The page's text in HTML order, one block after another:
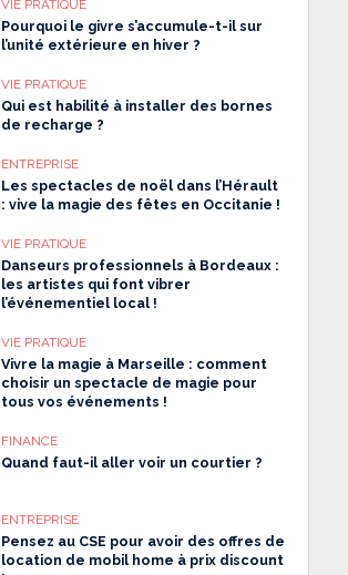
VIE PRATIQUE
Pourquoi le givre s’accumule-t-il sur
l’unité extérieure en hiver ?
VIE PRATIQUE
Qui est habilité à installer des bornes
de recharge ?
ENTREPRISE
Les spectacles de noël dans l’Hérault
: vive la magie des fêtes en Occitanie !
VIE PRATIQUE
Danseurs professionnels à Bordeaux :
les artistes qui font vibrer
l’événementiel local !
VIE PRATIQUE
Vivre la magie à Marseille : comment
choisir un spectacle de magie pour
tous vos événements !
FINANCE
Quand faut-il aller voir un courtier ?
ENTREPRISE
Pensez au CSE pour avoir des offres de
location de mobil home à prix discount